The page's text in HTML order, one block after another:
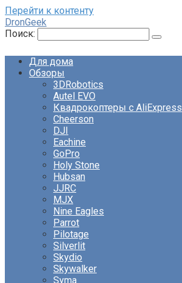
Перейти к контенту
DronGeek
Поиск:
Для дома
Обзоры
3DRobotics
Autel EVO
Квадрокоптеры с AliExpress
Cheerson
DJI
Eachine
GoPro
Holy Stone
Hubsan
JJRC
MJX
Nine Eagles
Parrot
Pilotage
Silverlit
Skydio
Skywalker
Syma